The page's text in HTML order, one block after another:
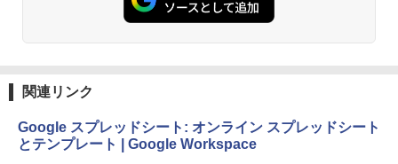
関連リンク
Google スプレッドシート: オンライン スプレッドシート
とテンプレート | Google Workspace